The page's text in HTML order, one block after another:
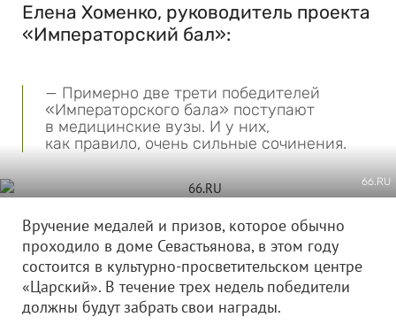
Елена Хоменко, руководитель проекта
«Императорский бал»:
— Примерно две трети победителей
«Императорского бала» поступают
в медицинские вузы. И у них,
как правило, очень сильные сочинения.
66.RU
Вручение медалей и призов, которое обычно
проходило в доме Севастьянова, в этом году
состоится в культурно-просветительском центре
«Царский». В течение трех недель победители
должны будут забрать свои награды.